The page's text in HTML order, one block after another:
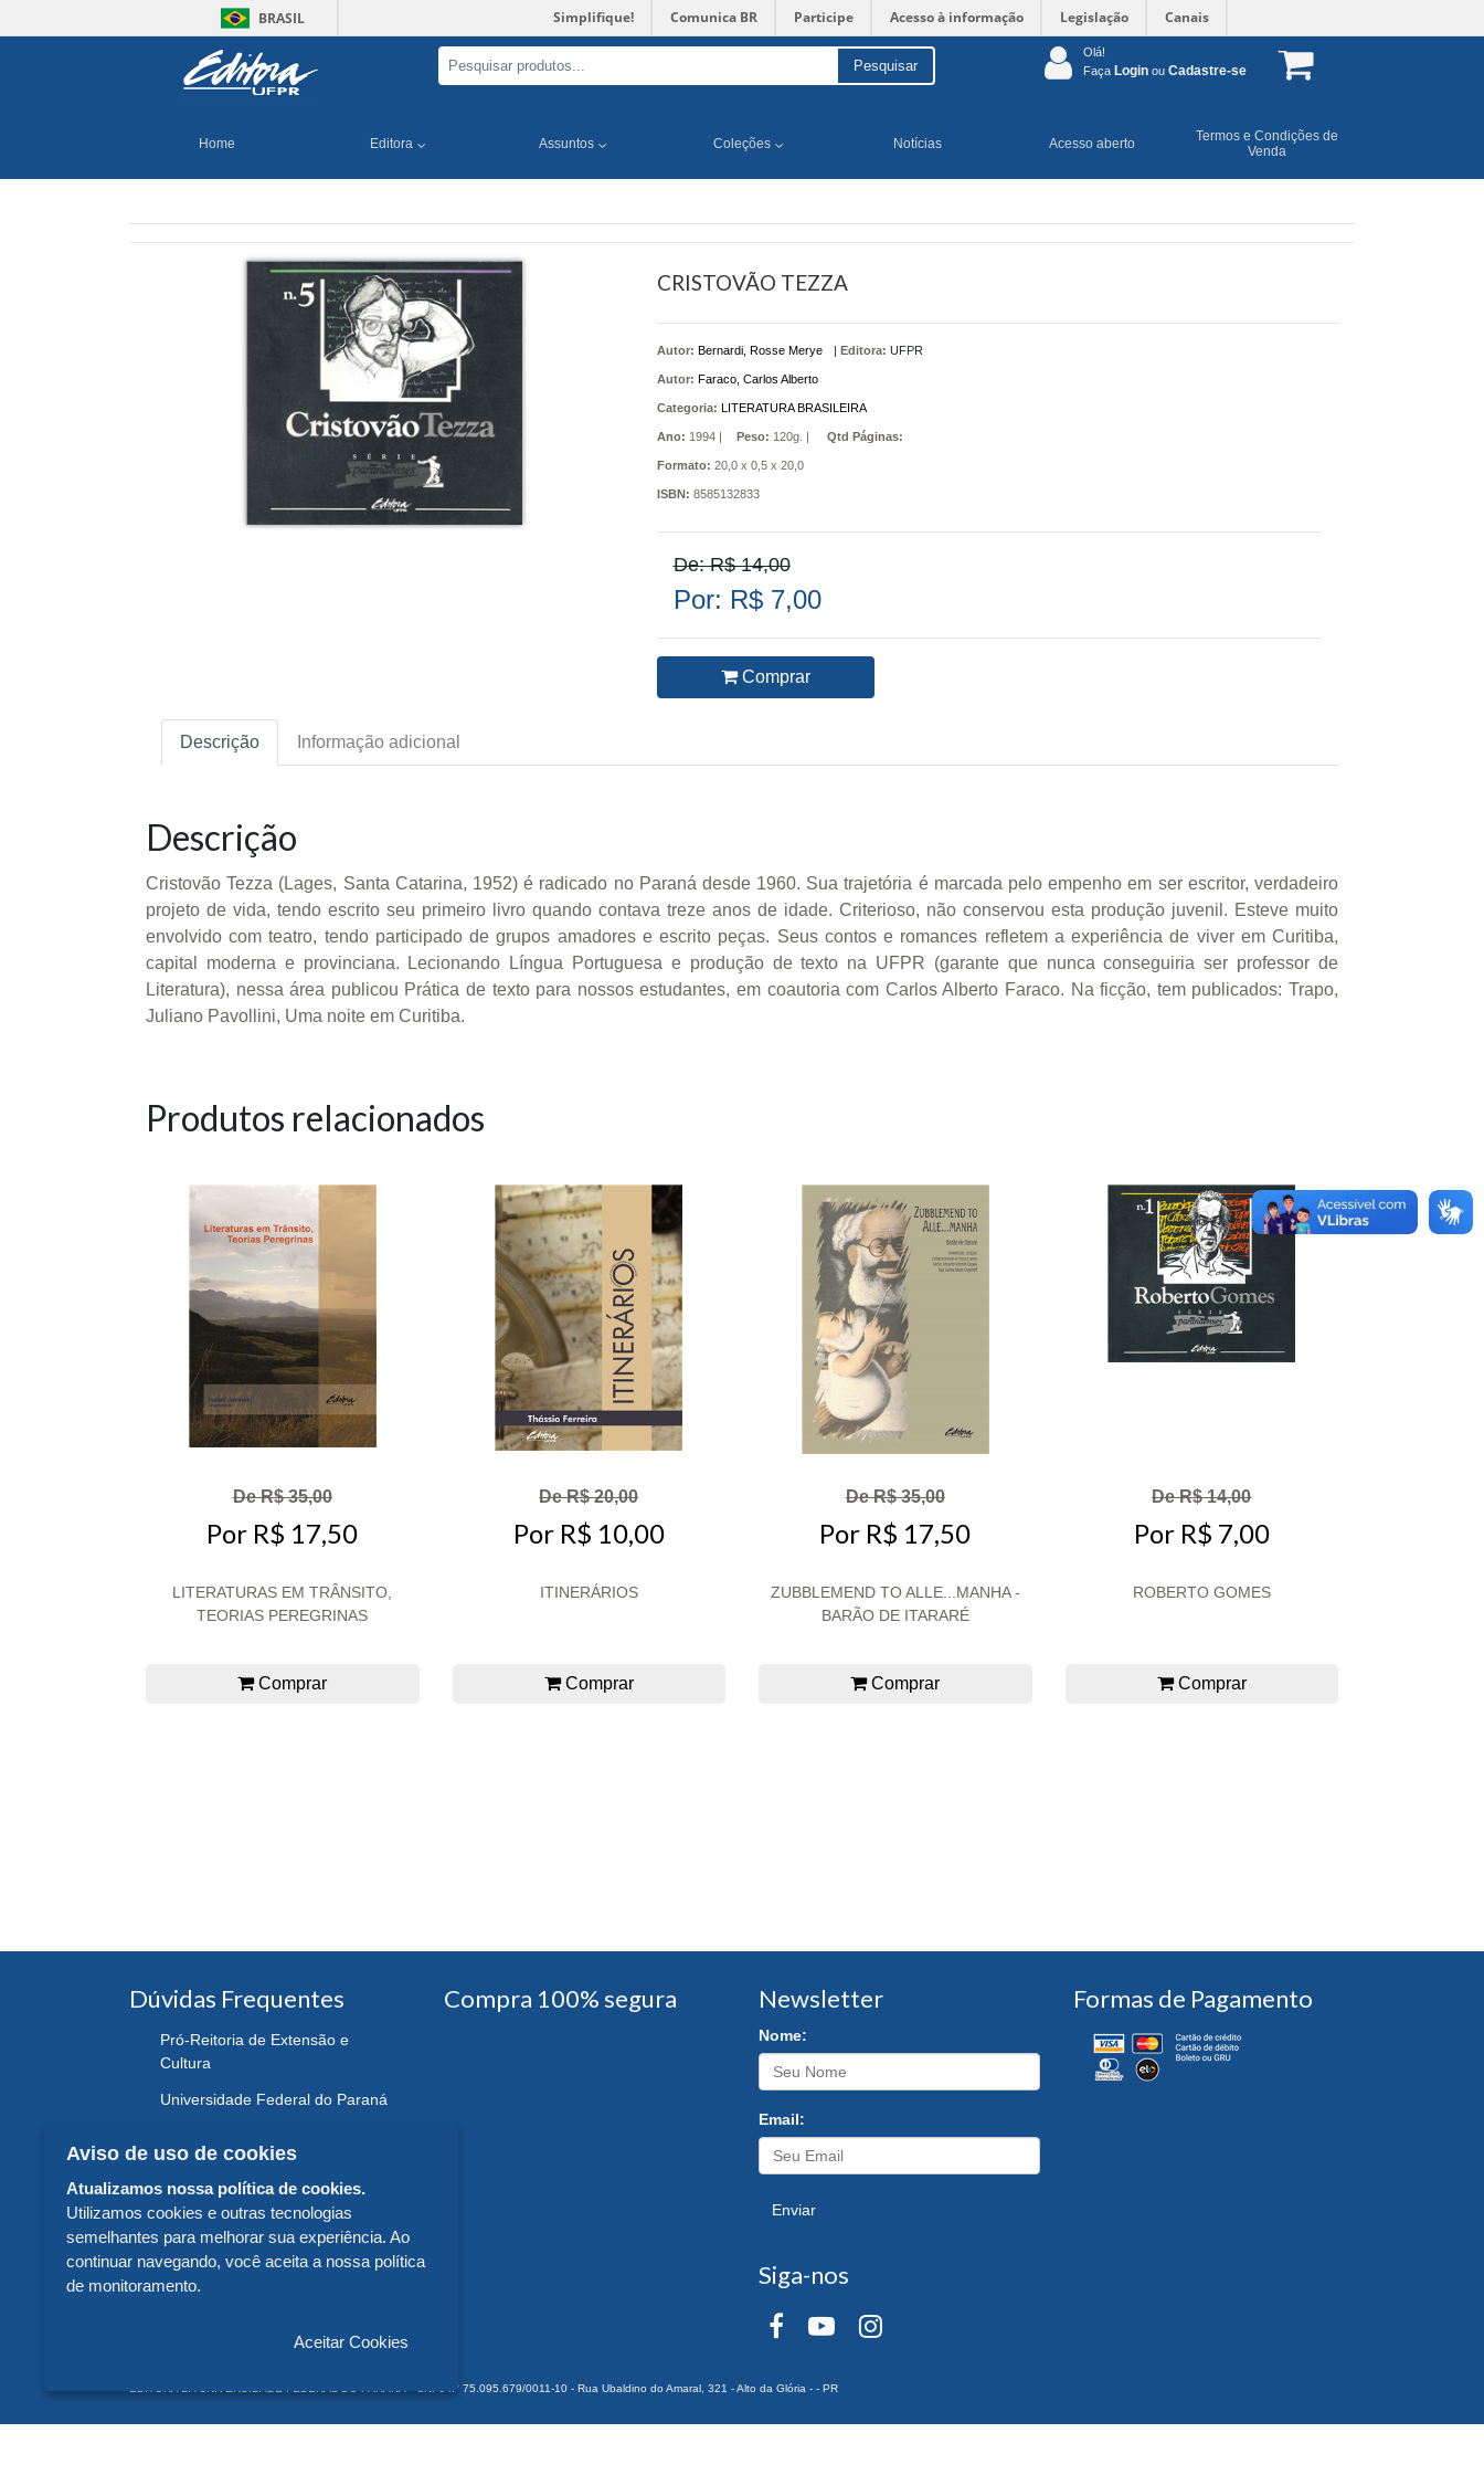
BRASIL Simplifique! Comunica BR Participe Acesso à informação Legislação Canais
Pesquisar
Olá!
Faça Login ou Cadastre-se
Home Editora Assuntos Coleções Notícias Acesso aberto
Termos e Condições de
Venda
CRISTOVÃO TEZZA
Autor: Bernardi, Rosse Merye
Autor: Faraco, Carlos Alberto
| Editora: UFPR
Categoria: LITERATURA BRASILEIRA
Ano: 1994 | Peso: 120g. | Qtd Páginas:
Formato: 20,0 x 0,5 x 20,0
ISBN: 8585132833
De: R$ 14,00
Por: R$ 7,00
Comprar
Descrição Informação adicional
Descrição
Cristovão Tezza (Lages, Santa Catarina, 1952) é radicado no Paraná desde 1960. Sua trajetória é marcada pelo empenho em ser escritor, verdadeiro
projeto de vida, tendo escrito seu primeiro livro quando contava treze anos de idade. Criterioso, não conservou esta produção juvenil. Esteve muito
envolvido com teatro, tendo participado de grupos amadores e escrito peças. Seus contos e romances refletem a experiência de viver em Curitiba,
capital moderna e provinciana. Lecionando Língua Portuguesa e produção de texto na UFPR (garante que nunca conseguiria ser professor de
Literatura), nessa área publicou Prática de texto para nossos estudantes, em coautoria com Carlos Alberto Faraco. Na ficção, tem publicados: Trapo,
Juliano Pavollini, Uma noite em Curitiba.
Produtos relacionados
De R$ 35,00
Por R$ 17,50
LITERATURAS EM TRÂNSITO,
TEORIAS PEREGRINAS
Comprar
De R$ 20,00
Por R$ 10,00
ITINERÁRIOS
Comprar
De R$ 35,00
Por R$ 17,50
ZUBBLEMEND TO ALLE...MANHA -
BARÃO DE ITARARÉ
Comprar
De R$ 14,00
Por R$ 7,00
ROBERTO GOMES
Comprar
Dúvidas Frequentes
Pró-Reitoria de Extensão e
Cultura
Universidade Federal do Paraná
Compra 100% segura Newsletter
Nome:
Email:
Enviar
Siga-nos
Formas de Pagamento
EDITORA DA UNIVERSIDADE FEDERAL DO PARANÁ - CNPJ n° 75.095.679/0011-10 - Rua Ubaldino do Amaral, 321 - Alto da Glória - - PR
Aviso de uso de cookies
Atualizamos nossa política de cookies.
Utilizamos cookies e outras tecnologias
semelhantes para melhorar sua experiência. Ao
continuar navegando, você aceita a nossa política
de monitoramento.
Aceitar Cookies